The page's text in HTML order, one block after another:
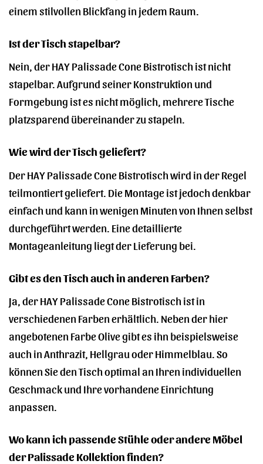
einem stilvollen Blickfang in jedem Raum.
Ist der Tisch stapelbar?
Nein, der HAY Palissade Cone Bistrotisch ist nicht
stapelbar. Aufgrund seiner Konstruktion und
Formgebung ist es nicht möglich, mehrere Tische
platzsparend übereinander zu stapeln.
Wie wird der Tisch geliefert?
Der HAY Palissade Cone Bistrotisch wird in der Regel
teilmontiert geliefert. Die Montage ist jedoch denkbar
einfach und kann in wenigen Minuten von Ihnen selbst
durchgeführt werden. Eine detaillierte
Montageanleitung liegt der Lieferung bei.
Gibt es den Tisch auch in anderen Farben?
Ja, der HAY Palissade Cone Bistrotisch ist in
verschiedenen Farben erhältlich. Neben der hier
angebotenen Farbe Olive gibt es ihn beispielsweise
auch in Anthrazit, Hellgrau oder Himmelblau. So
können Sie den Tisch optimal an Ihren individuellen
Geschmack und Ihre vorhandene Einrichtung
anpassen.
Wo kann ich passende Stühle oder andere Möbel
der Palissade Kollektion finden?